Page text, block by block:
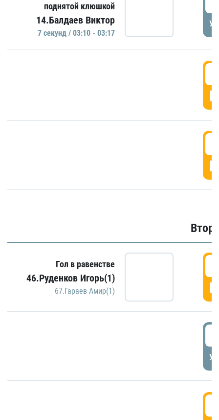
поднятой клюшкой
14.Балдаев Виктор
7 секунд / 03:10 - 03:17
Гол в равенстве
46.Руденков Игорь(1)
67.Гараев Амир(1)